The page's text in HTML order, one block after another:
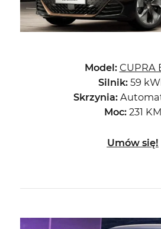
Model: CUPRA
Silnik: 59
Skrzynia:
Moc:231 KM
Umów się!